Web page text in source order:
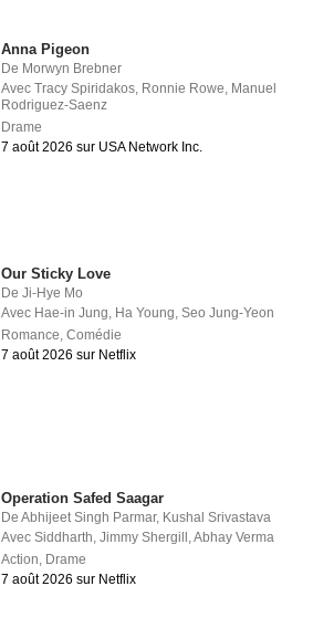
Anna Pigeon
De Morwyn Brebner
AvecTracy Spiridakos Ronnie Rowe Manuel
Rodriguez-Saenz
Drame
7 août 2026 sur USA Network Inc.
Our Sticky Love
DeJi-Hye Mo
Avec Hae-in Jung, Ha Young,Seo Jung-Yeon
Romance,Comédie
7 août 2026 sur Netflix
Operation Safed Saagar
DeAbhijeet Singh Parmar, Kushal Srivastava
AvecSiddharth,Jimmy Shergill ,Abhay Verma
Action, Drame
7 août 2026 sur Netflix